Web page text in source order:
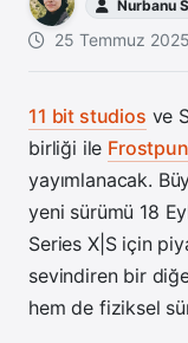
Nurbanu
25 Temmuz
11 bit studios ve
birliği ile
yayımlanacak.
yeni sürümü 18
Series X|S için
sevindiren bir
hem de fiziksel